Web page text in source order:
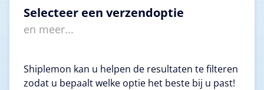
Selecteer een verzendoptie
en meer...
Shiplemon kan u helpen de resultaten te filteren
zodat u bepaalt welke optie het beste bij u past!